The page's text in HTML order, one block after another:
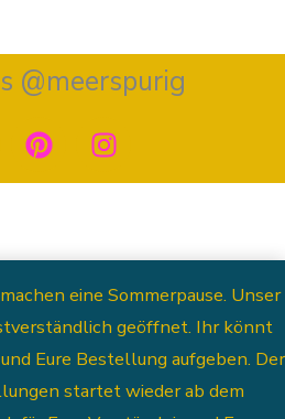
eine Sommerpause. Unser
geöffnet. Ihr könnt
Eure Bestellung aufgeben. Der
startet wieder ab dem
@meerspurig
P
i
n
r
e
s
t
I
n
s
g
r
a
m